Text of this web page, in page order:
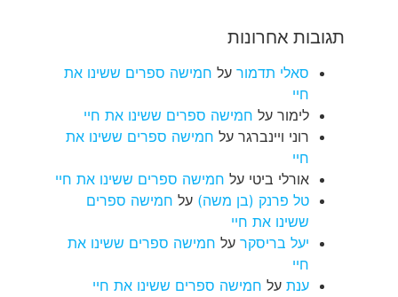
תגובות אחרונות
סאלי תדמור על חמישה ספרים ששינו את
חיי
לימור על חמישה ספרים ששינו את חיי
רוני ויינברגר על חמישה ספרים ששינו את
חיי
אורלי ביטי על חמישה ספרים ששינו את חיי
טל פרנק (בן משה) על חמישה ספרים
ששינו את חיי
יעל בריסקר על חמישה ספרים ששינו את
חיי
ענת על חמישה ספרים ששינו את חיי